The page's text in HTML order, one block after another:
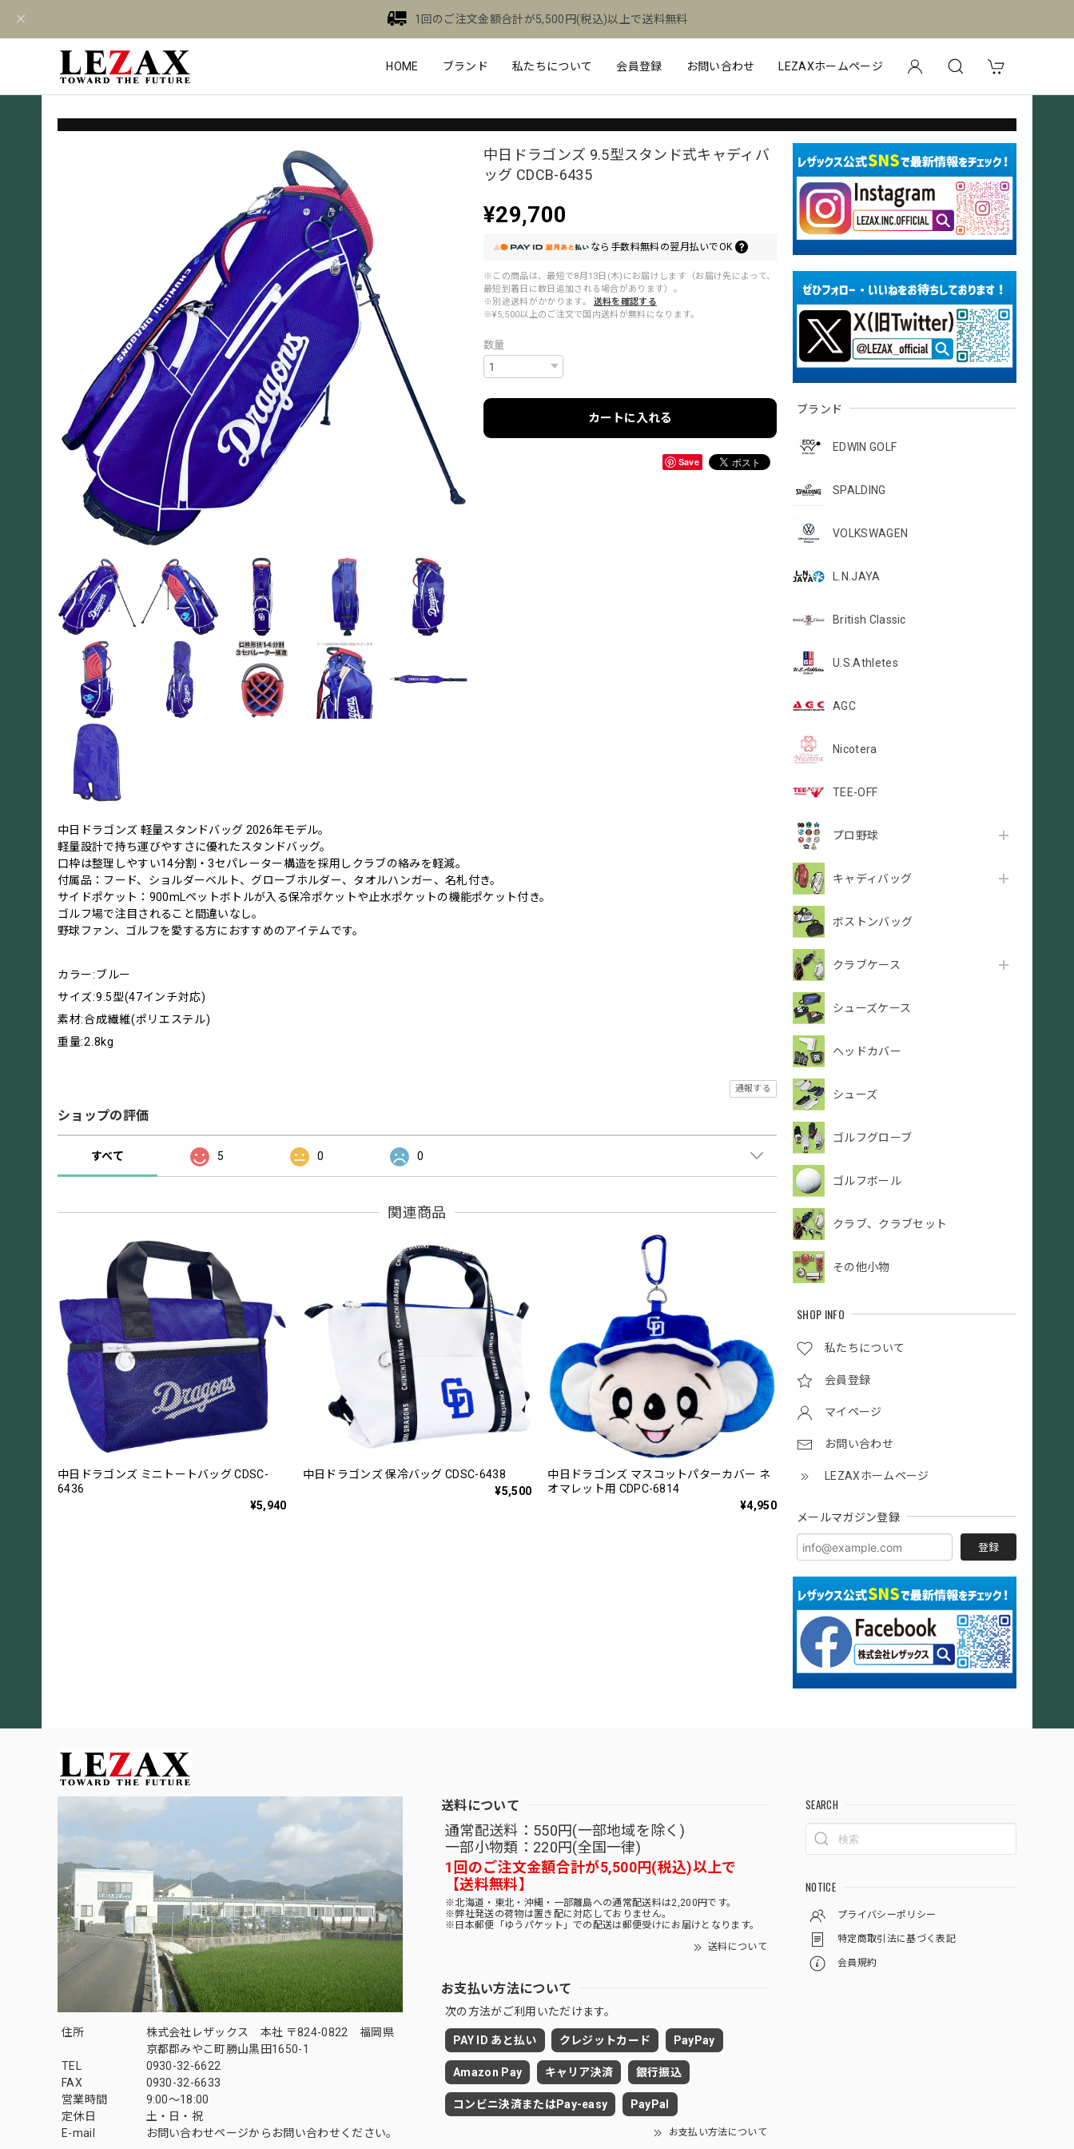
1回のご注文金額合計が5,500円(税込)以上で送料無料
HOME ブランド 私たちについて 会員登録 お問い合わせ LEZAXホームページ
ブランド
EDWIN GOLF
SPALDING
VOLKSWAGEN
L.N.JAYA
British Classic
U.S.Athletes
AGC
Nicotera
TEE-OFF
プロ野球
キャディバッグ
ボストンバッグ
クラブケース
シューズケース
ヘッドカバー
シューズ
ゴルフグローブ
ゴルフボール
クラブ、クラブセット
その他小物
SHOP INFO
私たちについて
会員登録
マイページ
お問い合わせ
LEZAXホームページ
メールマガジン登録
登録
中日ドラゴンズ 9.5型スタンド式キャディバ
ッグ CDCB-6435
¥29,700
なら 手数料無料の翌月払いでOK
※この商品は、最短で8月13日(木)にお届けします（お届け先によって、
最短到着日に数日追加される場合があります）。
※別途送料がかかります。
送料を確認する
※¥5,500以上のご注文で国内送料が無料になります。
数量
カートに入れる
Save
中日ドラゴンズ 軽量スタンドバッグ 2026年モデル。
軽量設計で持ち運びやすさに優れたスタンドバッグ。
口枠は整理しやすい14分割・3セパレーター構造を採用しクラブの絡みを軽減。
付属品：フード、ショルダーベルト、グローブホルダー、タオルハンガー、名札付き。
サイドポケット：900mLペットボトルが入る保冷ポケットや止水ポケットの機能ポケット付き。
ゴルフ場で注目されること間違いなし。
野球ファン、ゴルフを愛する方におすすめのアイテムです。
カラー:ブルー
サイズ:9.5型(47インチ対応)
素材:合成繊維(ポリエステル)
重量:2.8kg
通報する
ショップの評価
すべて 5 0 0
関連商品
中日ドラゴンズ ミニトートバッグ CDSC-
6436
¥5,940
中日ドラゴンズ 保冷バッグ CDSC-6438
¥5,500
中日ドラゴンズ マスコットパターカバー ネ
オマレット用 CDPC-6814
¥4,950
住所
株式会社レザックス 本社 〒824-0822 福岡県
京都郡みやこ町勝山黒田1650-1
TEL
0930-32-6622
FAX
0930-32-6633
営業時間
9:00〜18:00
定休日
土・日・祝
E-mail
お問い合わせページからお問い合わせください。
送料について
通常配送料：550円(一部地域を除く)
一部小物類：220円(全国一律)
1回のご注文金額合計が5,500円(税込)以上で
【送料無料】
※北海道・東北・沖縄・一部離島への通常配送料は2,200円です。
※弊社発送の荷物は置き配に対応しておりません。
※日本郵便「ゆうパケット」での配送は郵便受けにお届けとなります。
送料について
お支払い方法について
次の方法がご利用いただけます。
PAY ID あと払い クレジットカード PayPay
Amazon Pay キャリア決済 銀行振込
コンビニ決済またはPay-easy PayPal
お支払い方法について
SEARCH
NOTICE
プライバシーポリシー
特定商取引法に基づく表記
会員規約